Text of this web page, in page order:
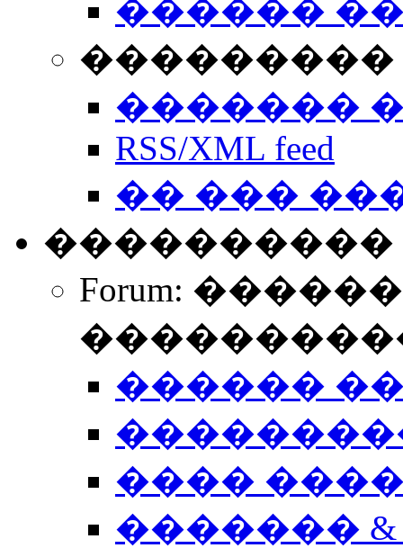
������
���������
�������
RSS/XML feed
�� ���
����������
Forum:
������
����
�������